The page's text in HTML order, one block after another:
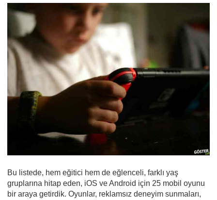
Bu listede, hem eğitici hem de eğlenceli, farklı yaş
gruplarına hitap eden, iOS ve Android için 25 mobil oyunu
bir araya getirdik. Oyunlar, reklamsız deneyim sunmaları,